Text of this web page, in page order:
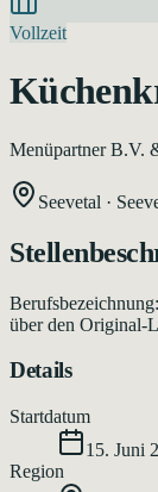
Vollzeit
Menüpartner B.V.
Seevetal ·
über den Original-
Details
Startdatum
15. Juni
Region